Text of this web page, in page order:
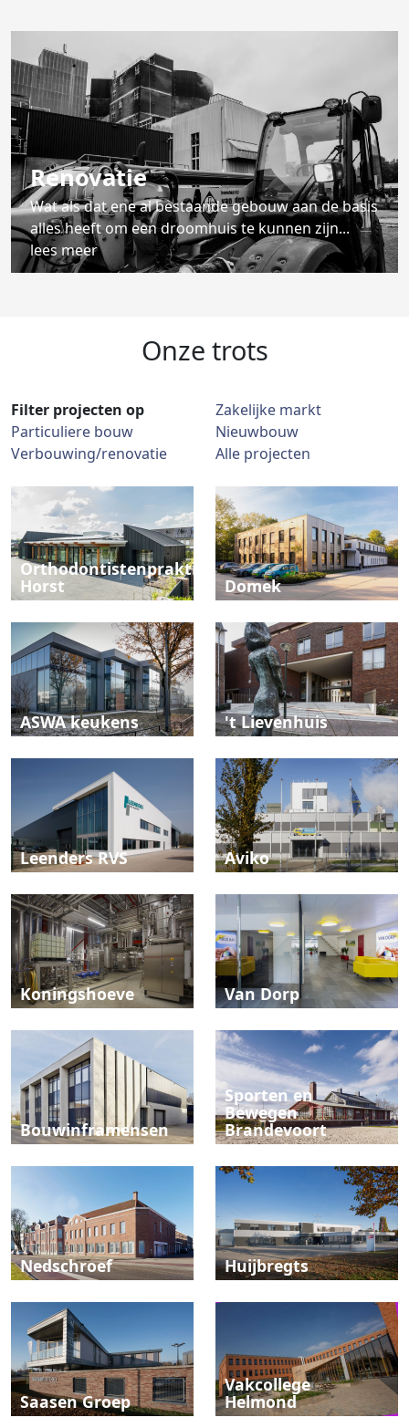
Renovatie
Wat als dat ene al bestaande gebouw aan de basis
alles heeft om een droomhuis te kunnen zijn...
lees meer
Onze trots
Filter projecten op
Zakelijke markt
Particuliere bouw
Nieuwbouw
Verbouwing/renovatie
Alle projecten
Orthodontistenpraktijk
Horst Domek
ASWA keukens 't Lievenhuis
Leenders RVS Aviko
Koningshoeve Van Dorp
Bouwinframensen
Sporten en
Bewegen
Brandevoort
Nedschroef Huijbregts
Saasen Groep
Vakcollege
Helmond